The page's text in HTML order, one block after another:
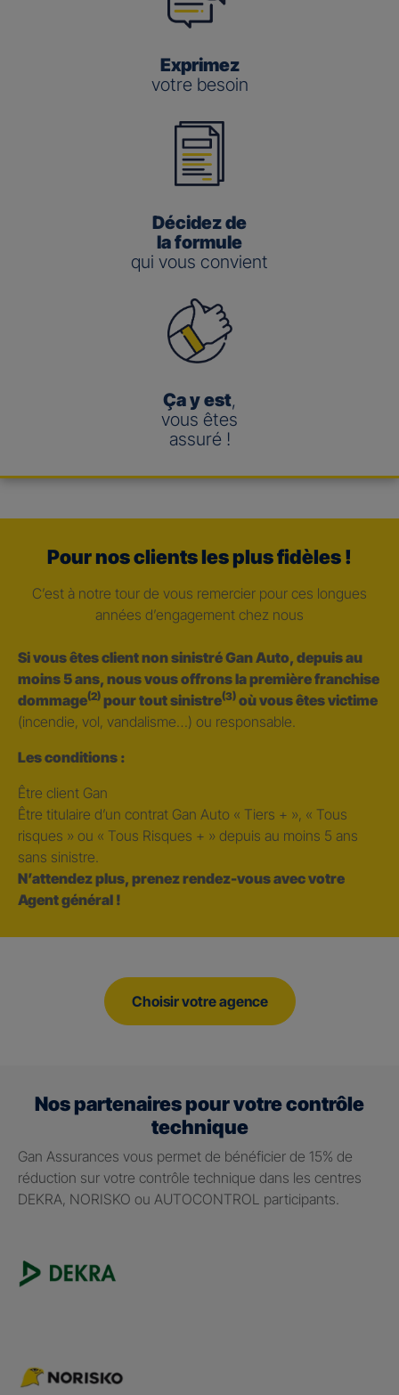
Exprimez
votre besoin
Décidez de
la formule
qui vous convient
Ça y est,
vous êtes
assuré !
Pour nos clients les plus fidèles !
C’est à notre tour de vous remercier pour ces longues
années d’engagement chez nous
Si vous êtes client non sinistré Gan Auto, depuis au
moins 5 ans, nous vous offrons la première franchise
dommage(2) pour tout sinistre(3) où vous êtes victime
(incendie, vol, vandalisme…) ou responsable.
Les conditions :
Être client Gan
Être titulaire d’un contrat Gan Auto « Tiers + », « Tous
risques » ou « Tous Risques + » depuis au moins 5 ans
sans sinistre.
N’attendez plus, prenez rendez-vous avec votre
Agent général !
Choisir votre agence
Nos partenaires pour votre contrôle
technique
Gan Assurances vous permet de bénéficier de 15% de
réduction sur votre contrôle technique dans les centres
DEKRA, NORISKO ou AUTOCONTROL participants.